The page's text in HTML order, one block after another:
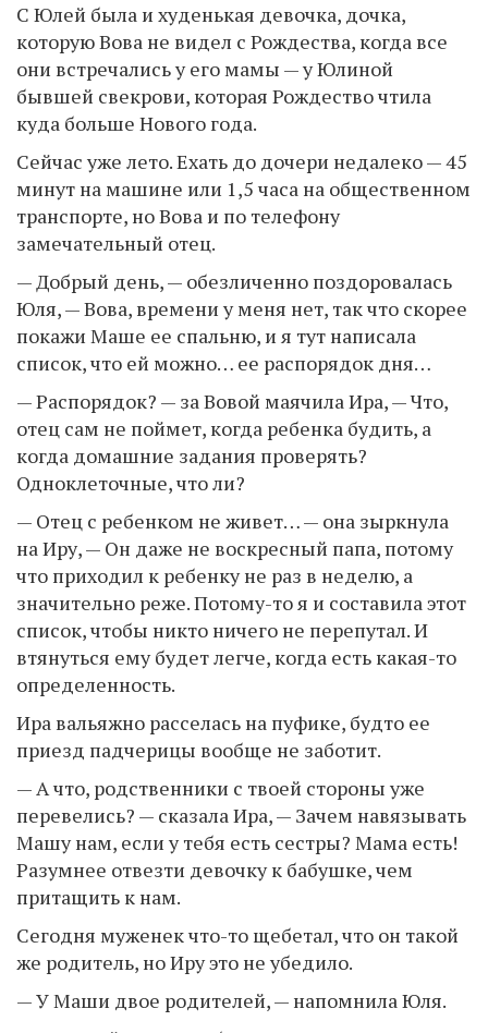
С Юлей была и худенькая девочка, дочка,
которую Вова не видел с Рождества, когда все
они встречались у его мамы — у Юлиной
бывшей свекрови, которая Рождество чтила
куда больше Нового года.
Сейчас уже лето. Ехать до дочери недалеко — 45
минут на машине или 1,5 часа на общественном
транспорте, но Вова и по телефону
замечательный отец.
— Добрый день, — обезличенно поздоровалась
Юля, — Вова, времени у меня нет, так что скорее
покажи Маше ее спальню, и я тут написала
список, что ей можно… ее распорядок дня…
— Распорядок? — за Вовой маячила Ира, — Что,
отец сам не поймет, когда ребенка будить, а
когда домашние задания проверять?
Одноклеточные, что ли?
— Отец с ребенком не живет… — она зыркнула
на Иру, — Он даже не воскресный папа, потому
что приходил к ребенку не раз в неделю, а
значительно реже. Потому-то я и составила этот
список, чтобы никто ничего не перепутал. И
втянуться ему будет легче, когда есть какая-то
определенность.
Ира вальяжно расселась на пуфике, будто ее
приезд падчерицы вообще не заботит.
— А что, родственники с твоей стороны уже
перевелись? — сказала Ира, — Зачем навязывать
Машу нам, если у тебя есть сестры? Мама есть!
Разумнее отвезти девочку к бабушке, чем
притащить к нам.
Сегодня муженек что-то щебетал, что он такой
же родитель, но Иру это не убедило.
— У Маши двое родителей, — напомнила Юля.